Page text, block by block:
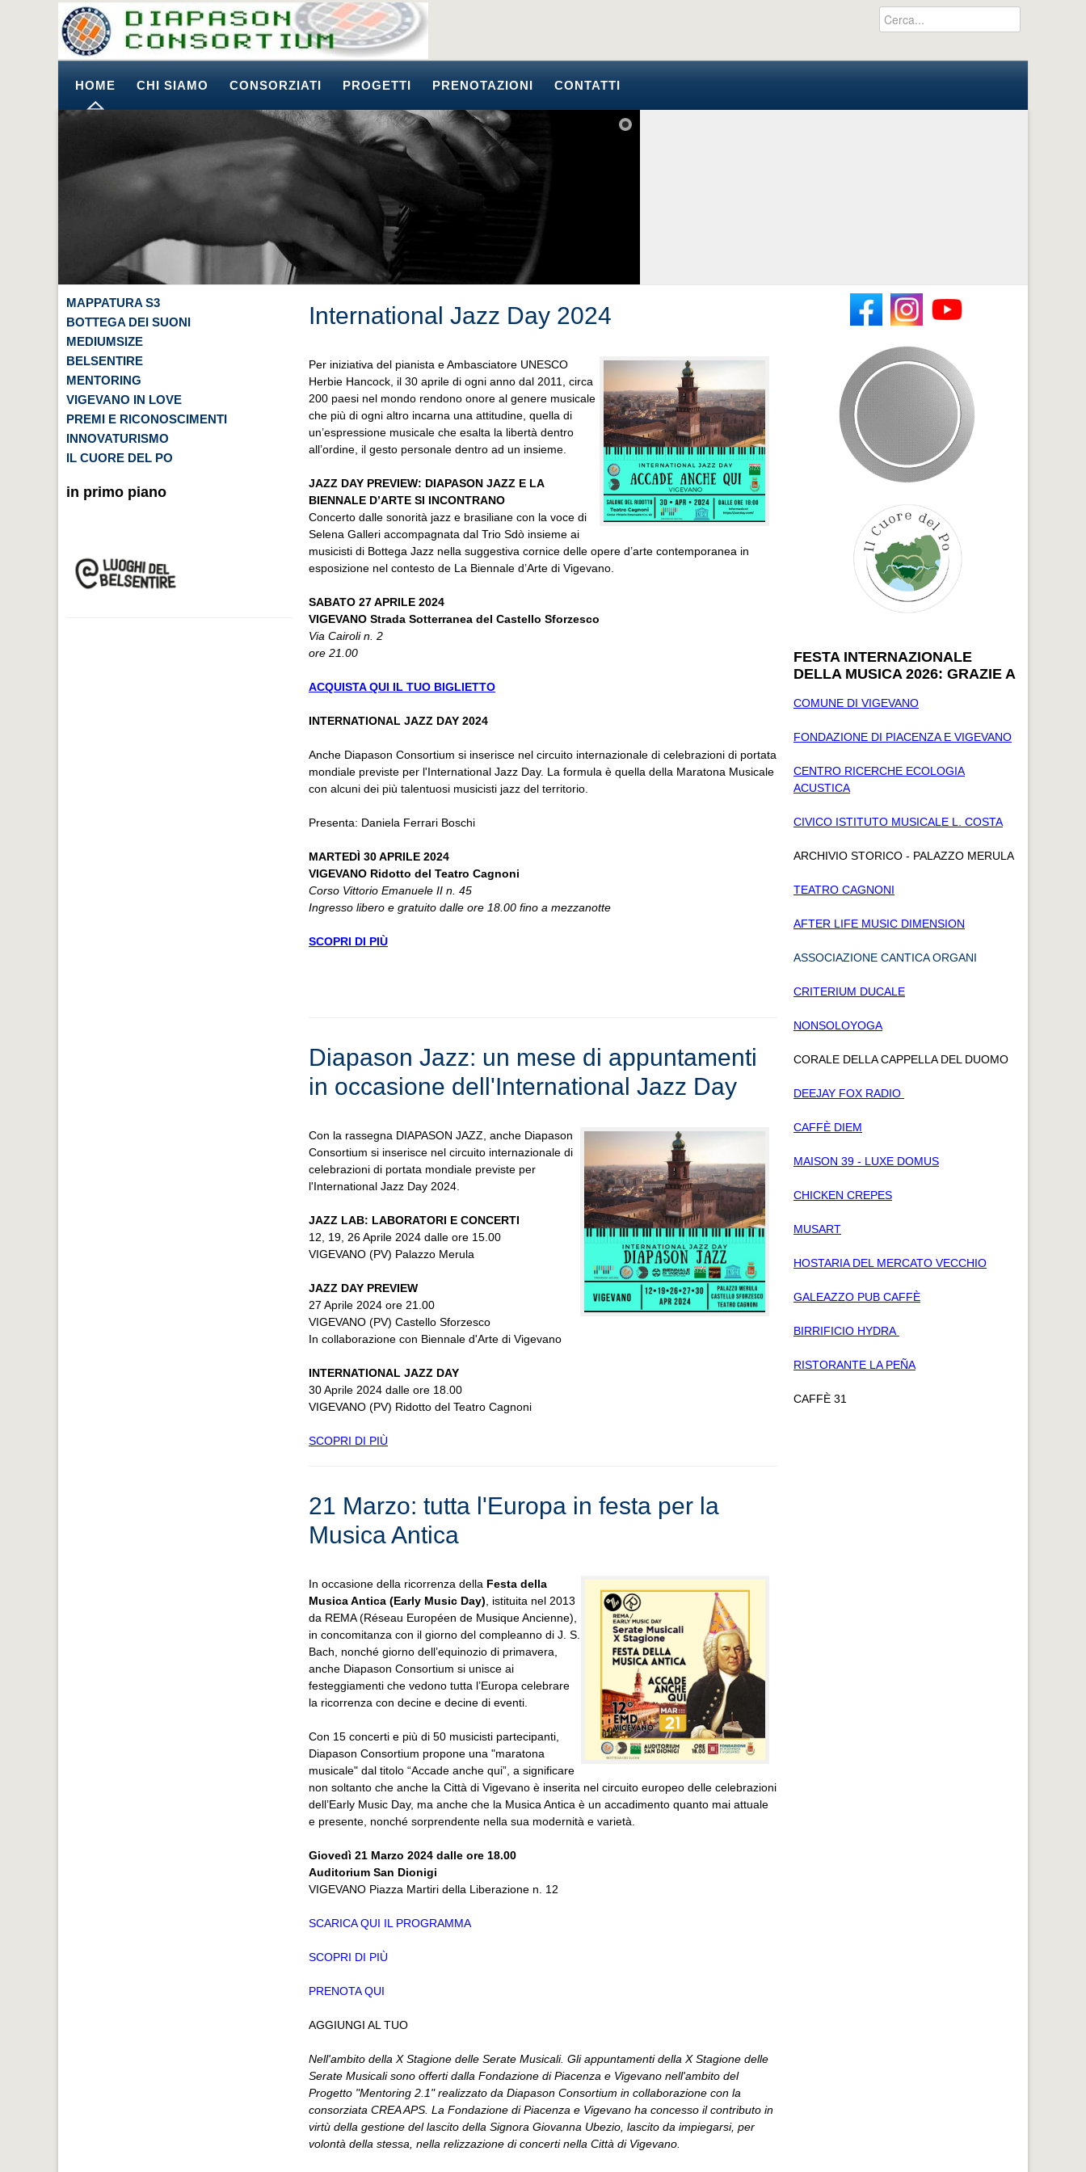
HOME CHI SIAMO CONSORZIATI PROGETTI PRENOTAZIONI CONTATTI
MAPPATURA S3
BOTTEGA DEI SUONI
MEDIUMSIZE
BELSENTIRE
MENTORING
VIGEVANO IN LOVE
PREMI E RICONOSCIMENTI
INNOVATURISMO
IL CUORE DEL PO
in primo piano
International Jazz Day 2024
Per iniziativa del pianista e Ambasciatore UNESCO
Herbie Hancock, il 30 aprile di ogni anno dal 2011, circa
200 paesi nel mondo rendono onore al genere musicale
che più di ogni altro incarna una attitudine, quella di
un’espressione musicale che esalta la libertà dentro
all’ordine, il gesto personale dentro ad un insieme.
JAZZ DAY PREVIEW: DIAPASON JAZZ E LA
BIENNALE D’ARTE SI INCONTRANO
Concerto dalle sonorità jazz e brasiliane con la voce di
Selena Galleri accompagnata dal Trio Sdò insieme ai
musicisti di Bottega Jazz nella suggestiva cornice delle opere d’arte contemporanea in
esposizione nel contesto de La Biennale d’Arte di Vigevano.
SABATO 27 APRILE 2024
VIGEVANO Strada Sotterranea del Castello Sforzesco
Via Cairoli n. 2
ore 21.00
ACQUISTA QUI IL TUO BIGLIETTO
INTERNATIONAL JAZZ DAY 2024
Anche Diapason Consortium si inserisce nel circuito internazionale di celebrazioni di portata
mondiale previste per l'International Jazz Day. La formula è quella della Maratona Musicale
con alcuni dei più talentuosi musicisti jazz del territorio.
Presenta: Daniela Ferrari Boschi
MARTEDÌ 30 APRILE 2024
VIGEVANO Ridotto del Teatro Cagnoni
Corso Vittorio Emanuele II n. 45
Ingresso libero e gratuito dalle ore 18.00 fino a mezzanotte
SCOPRI DI PIÙ
Diapason Jazz: un mese di appuntamenti
in occasione dell'International Jazz Day
Con la rassegna DIAPASON JAZZ, anche Diapason
Consortium si inserisce nel circuito internazionale di
celebrazioni di portata mondiale previste per
l'International Jazz Day 2024.
JAZZ LAB: LABORATORI E CONCERTI
12, 19, 26 Aprile 2024 dalle ore 15.00
VIGEVANO (PV) Palazzo Merula
JAZZ DAY PREVIEW
27 Aprile 2024 ore 21.00
VIGEVANO (PV) Castello Sforzesco
In collaborazione con Biennale d'Arte di Vigevano
INTERNATIONAL JAZZ DAY
30 Aprile 2024 dalle ore 18.00
VIGEVANO (PV) Ridotto del Teatro Cagnoni
SCOPRI DI PIÙ
21 Marzo: tutta l'Europa in festa per la
Musica Antica
In occasione della ricorrenza della Festa della
Musica Antica (Early Music Day) , istituita nel 2013
da REMA (Réseau Européen de Musique Ancienne),
in concomitanza con il giorno del compleanno di J. S.
Bach, nonché giorno dell’equinozio di primavera,
anche Diapason Consortium si unisce ai
festeggiamenti che vedono tutta l’Europa celebrare
la ricorrenza con decine e decine di eventi.
Con 15 concerti e più di 50 musicisti partecipanti,
Diapason Consortium propone una "maratona
musicale" dal titolo “Accade anche qui”, a significare
non soltanto che anche la Città di Vigevano è inserita nel circuito europeo delle celebrazioni
dell’Early Music Day, ma anche che la Musica Antica è un accadimento quanto mai attuale
e presente, nonché sorprendente nella sua modernità e varietà.
Giovedì 21 Marzo 2024 dalle ore 18.00
Auditorium San Dionigi
VIGEVANO Piazza Martiri della Liberazione n. 12
SCARICA QUI IL PROGRAMMA
SCOPRI DI PIÙ
PRENOTA QUI
AGGIUNGI AL TUO
Nell'ambito della X Stagione delle Serate Musicali. Gli appuntamenti della X Stagione delle
Serate Musicali sono offerti dalla Fondazione di Piacenza e Vigevano nell'ambito del
Progetto "Mentoring 2.1" realizzato da Diapason Consortium in collaborazione con la
consorziata CREA APS. La Fondazione di Piacenza e Vigevano ha concesso il contributo in
virtù della gestione del lascito della Signora Giovanna Ubezio, lascito da impiegarsi, per
volontà della stessa, nella relizzazione di concerti nella Città di Vigevano.
FESTA INTERNAZIONALE
DELLA MUSICA 2026: GRAZIE A
COMUNE DI VIGEVANO
FONDAZIONE DI PIACENZA E VIGEVANO
CENTRO RICERCHE ECOLOGIA
ACUSTICA
CIVICO ISTITUTO MUSICALE L. COSTA
ARCHIVIO STORICO - PALAZZO MERULA
TEATRO CAGNONI
AFTER LIFE MUSIC DIMENSION
ASSOCIAZIONE CANTICA ORGANI
CRITERIUM DUCALE
NONSOLOYOGA
CORALE DELLA CAPPELLA DEL DUOMO
DEEJAY FOX RADIO
CAFFÈ DIEM
MAISON 39 - LUXE DOMUS
CHICKEN CREPES
MUSART
HOSTARIA DEL MERCATO VECCHIO
GALEAZZO PUB CAFFÈ
BIRRIFICIO HYDRA
RISTORANTE LA PEÑA
CAFFÈ 31